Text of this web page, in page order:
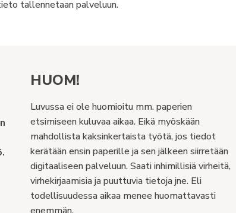
tallennetaan palveluun.
HUOM!
Luvussa ei ole huomioitu mm. paperien
etsimiseen kuluvaa aikaa. Eikä myöskään
mahdollista kaksinkertaista työtä, jos tiedot
kerätään ensin paperille ja sen jälkeen siirretään
digitaaliseen palveluun. Saati inhimillisiä virheitä,
virhekirjaamisia ja puuttuvia tietoja jne. Eli
todellisuudessa aikaa menee huomattavasti